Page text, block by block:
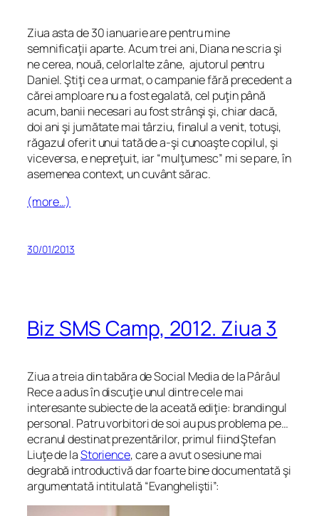
Ziua asta de 30 ianuarie are pentru mine
semnificaţii aparte. Acum trei ani, Diana ne scria şi
ne cerea, nouă, celorlalte zâne, ajutorul pentru
Daniel. Ştiţi ce a urmat, o campanie fără precedent a
cărei amploare nu a fost egalată, cel puţin până
acum, banii necesari au fost strânşi şi, chiar dacă,
doi ani şi jumătate mai târziu, finalul a venit, totuşi,
răgazul oferit unui tată de a-şi cunoaşte copilul, şi
viceversa, e nepreţuit, iar “mulţumesc” mi se pare, în
asemenea context, un cuvânt sărac.
(more…)
30/01/2013
Biz SMS Camp, 2012. Ziua 3
Ziua a treia din tabăra de Social Media de la Pârâul
Rece a adus în discuţie unul dintre cele mai
interesante subiecte de la aceată ediţie: brandingul
personal. Patru vorbitori de soi au pus problema pe…
ecranul destinat prezentărilor, primul fiind Ştefan
Liuţe de laStorience, care a avut o sesiune mai
degrabă introductivă dar foarte bine documentată şi
argumentată intitulată “Evangheliştii”: